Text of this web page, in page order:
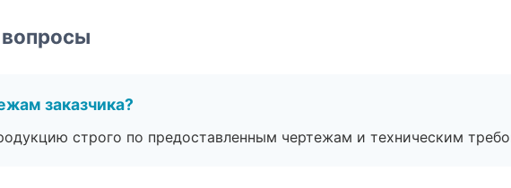
заказчика?
строго по предоставленным чертежам и техническим